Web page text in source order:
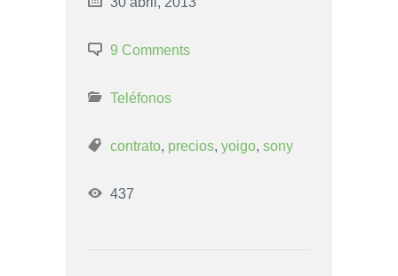
9 Comments
Teléfonos
contrato, precios, yoigo, sony
437